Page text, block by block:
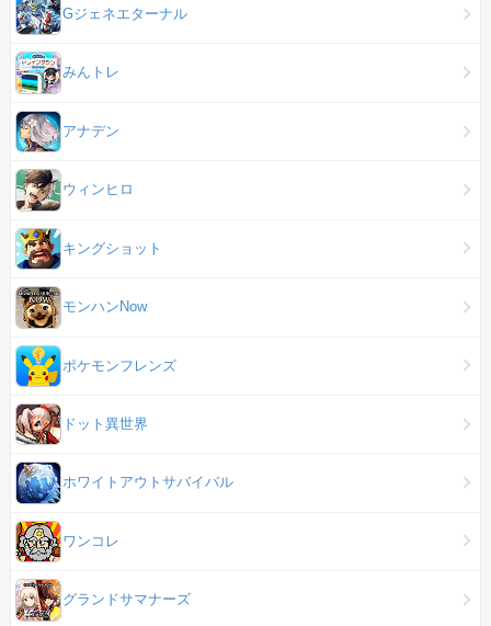
Gジェネエターナル
みんトレ
アナデン
ウィンヒロ
キングショット
モンハンNow
ポケモンフレンズ
ドット異世界
ホワイトアウトサバイバル
ワンコレ
グランドサマナーズ